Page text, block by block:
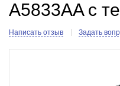
A5833AA с
Написать отзыв Задать